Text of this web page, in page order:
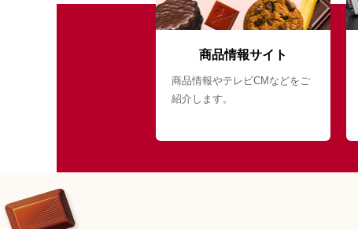
商品情報サイト
商品情報やテレビCMなどをご
紹介します。